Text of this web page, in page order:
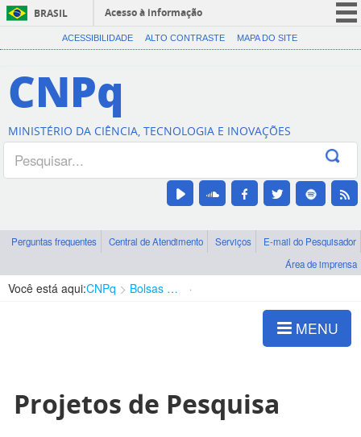
BRASIL
Acesso à informação
CORONAVÍRUS (COVID-19)
Canais
ACESSIBILIDADE ALTO CONTRASTE MAPA DO SITE
CNPq
MINISTÉRIO DA CIÊNCIA, TECNOLOGIA E INOVAÇÕES
Perguntas frequentes Central de Atendimento Serviços
E-mail do Pesquisador
Área de imprensa
Você está aqui:CNPq Bolsas e Auxílios Vigentes
MENU
Projetos de Pesquisa